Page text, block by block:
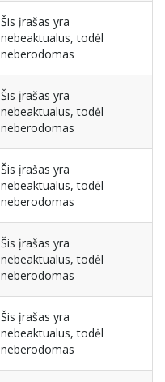
Šis įrašas yra
nebeaktualus, todėl
neberodomas
Šis įrašas yra
nebeaktualus, todėl
neberodomas
Šis įrašas yra
nebeaktualus, todėl
neberodomas
Šis įrašas yra
nebeaktualus, todėl
neberodomas
Šis įrašas yra
nebeaktualus, todėl
neberodomas